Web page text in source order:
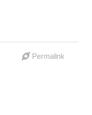
Permalink